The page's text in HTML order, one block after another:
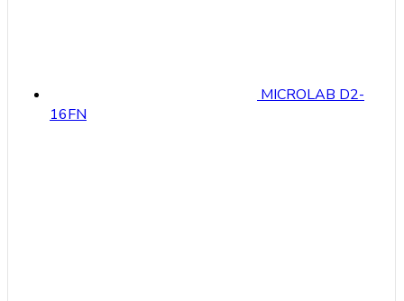
MICROLAB D2-
16FN